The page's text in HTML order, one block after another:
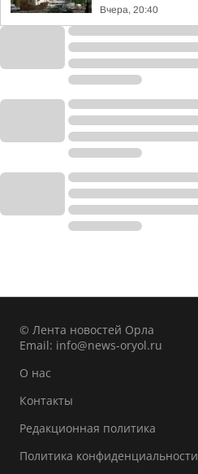
Вчера, 20:40
© Лента новостей Орла
Email: info@news-oryol.ru
О нас
Контакты
Редакционная политика
Политика конфиденциальности